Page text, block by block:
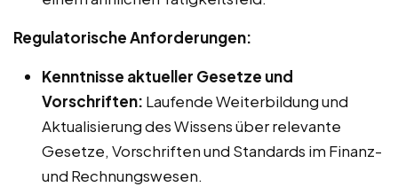
Regulatorische Anforderungen:
Kenntnisse aktueller Gesetze und
Vorschriften: Laufende Weiterbildung und
Aktualisierung des Wissens über relevante
Gesetze, Vorschriften und Standards im Finanz-
und Rechnungswesen.